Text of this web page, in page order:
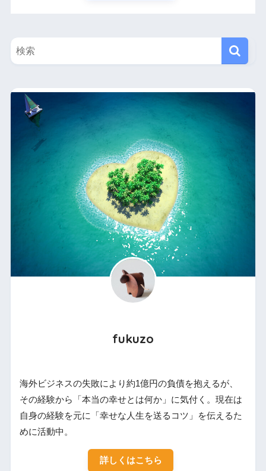
fukuzo
海外ビジネスの失敗により約1億円の負債を抱えるが、
その経験から「本当の幸せとは何か」に気付く。現在は
自身の経験を元に「幸せな人生を送るコツ」を伝えるた
めに活動中。
詳しくはこちら